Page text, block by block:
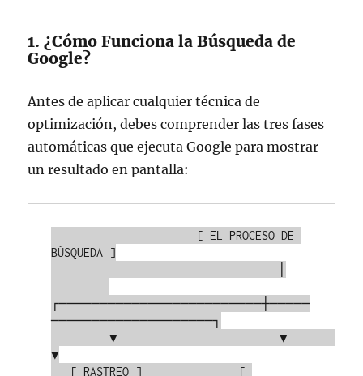
1. ¿Cómo Funciona la Búsqueda de
Google?
Antes de aplicar cualquier técnica de
optimización, debes comprender las tres fases
automáticas que ejecuta Google para mostrar
un resultado en pantalla:
BÚSQUEDA ]
┌─────────────────────────┼─────
────────────────────┐
         ▼                         ▼
▼